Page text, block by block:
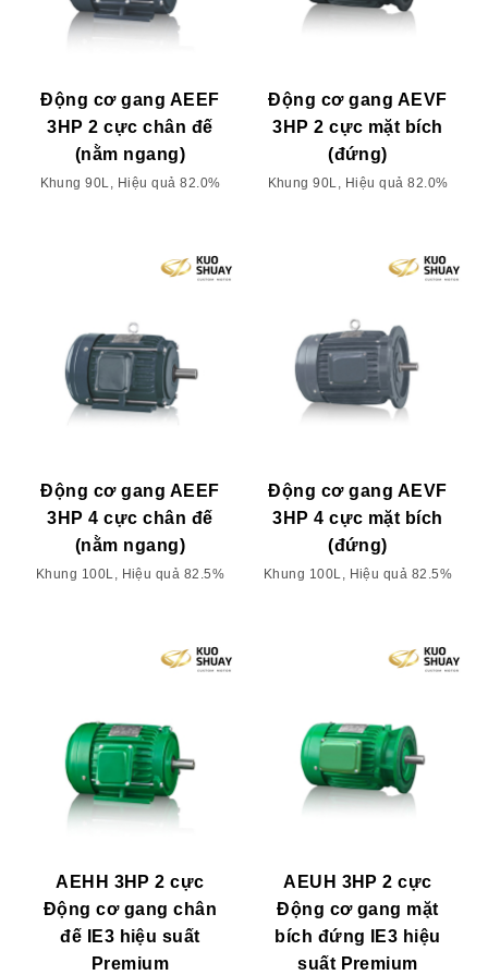
Động cơ gang AEEF
3HP 2 cực chân đế
(nằm ngang)
Khung 90L, Hiệu quả 82.0%
Động cơ gang AEVF
3HP 2 cực mặt bích
(đứng)
Khung 90L, Hiệu quả 82.0%
Động cơ gang AEEF
3HP 4 cực chân đế
(nằm ngang)
Khung 100L, Hiệu quả 82.5%
Động cơ gang AEVF
3HP 4 cực mặt bích
(đứng)
Khung 100L, Hiệu quả 82.5%
AEHH 3HP 2 cực
Động cơ gang chân
đế IE3 hiệu suất
Premium
AEUH 3HP 2 cực
Động cơ gang mặt
bích đứng IE3 hiệu
suất Premium